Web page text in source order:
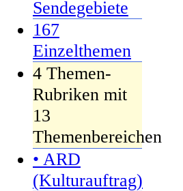
Sendegebiete
167
Einzelthemen
4 Themen-
Rubriken mit
13
Themenbereichen
• ARD
(Kulturauftrag)